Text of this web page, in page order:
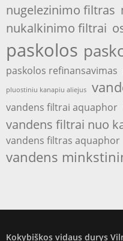
nugelezinimo filtras
nukalkinimo filtrai
paskolos
paskolos refinansavimas
pluostiniu kanapiu aliejus
vandens filtrai aquaphor
vandens filtrai nuo
vandens filtras aquaphor
vandens
Kokybiškos vidaus durys